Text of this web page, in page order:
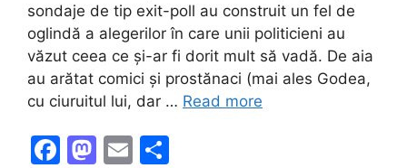
sondaje de tip exit-poll au construit un fel de
oglindă a alegerilor în care unii politicieni au
văzut ceea ce și-ar fi dorit mult să vadă. De aia
au arătat comici și prostănaci (mai ales Godea,
cu ciuruitul lui, dar … Read more
F
M E